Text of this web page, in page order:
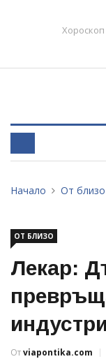
Хороскоп
Начало От близо
ОТ БЛИЗО
Лекар:
Отviapontika.com